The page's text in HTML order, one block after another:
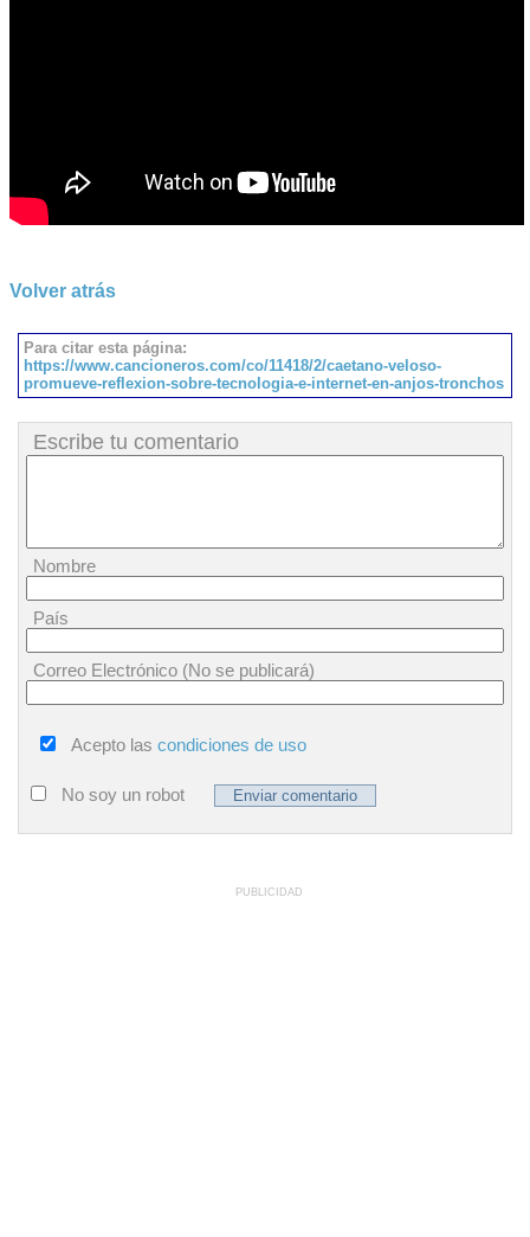
Volver atrás
Para citar esta página:
https://www.cancioneros.com/co/11418/2/caetano-veloso-
promueve-reflexion-sobre-tecnologia-e-internet-en-anjos-tronchos
Escribe tu comentario
Nombre
País
Correo Electrónico (No se publicará)
Acepto las condiciones de uso
No soy un robot
PUBLICIDAD